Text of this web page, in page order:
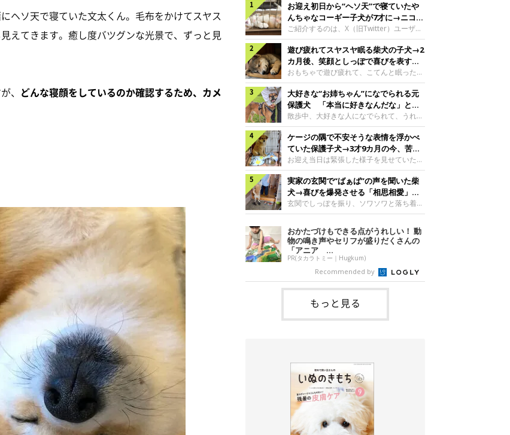
ヘソ天で寝ていた文太くん。毛布をかけてスヤス
えてきます。癒し度バツグンな光景で、ずっと見
、 どんな寝顔をしているのか確認するため、カメ
お迎え初日から“ヘソ天”で寝ていたや
んちゃなコーギー子犬が7才に→ニコニ
コ“コーギースマイル”が魅力のコに成
長！
ご紹介するのは、X（旧Twitter）ユーザー
＠Kus1oKg2vsgdWS2さんの愛犬でウェル
シュ・コーギー・ペンブロークの神楽ちゃ
ん。今年の8月で7才になるという神楽ちゃ
んですが、いったいどんな子犬時代を過ご
したのでしょうか。今回は、神楽ちゃんの
成長を飼い主さんと振り返ります！神楽ち
ゃんの成長について聞いた！お迎えから数
日後の神楽ちゃん（撮影時生後2カ月）＠
Kus1oKg2vsgdWS2――お迎え当初の神楽
ちゃんの様子について教えてください。飼
い主さん： 「お迎え当日から“ヘソ天”で寝
るようなコでし
遊び疲れてスヤスヤ眠る柴犬の子犬→2
カ月後、笑顔としっぽで喜びを表すコ
に成長！
おもちゃで遊び疲れて、こてんと眠った子
犬。あれから2カ月、表情や行動にさまざ
まな変化が見られるようになりました。遊
び疲れて眠る生後2カ月のなっちゃん遊び
疲れた様子のなっちゃん。@Pkndg_紹介
するのは、X（旧Twitter）ユーザー
@Pkndg_さんの愛犬・なっちゃん（取材
時、生後4カ月／柴犬）。こちらの写真
は、なっちゃんが生後2カ月のころに撮影
された一枚です。この日、なっちゃんは家
族と一緒におもちゃで遊んでいました。た
くさん遊んで疲れたのか、その後は眠り始
めたそうです。眠るなっちゃん。
@Pkndg_
大好きな“お姉ちゃん”になでられる元
保護犬 「本当に好きなんだな」と感
じる表情にほっこり
散歩中、大好きな人になでられて、うれし
そうな表情を見せる元保護犬。甘えるよう
な姿に、見ているこちらまでほっこりしま
す。大好きな“お姉ちゃん”に甘える小次郎
くん妹さんになでてもらい、うれしそうな
表情を見せる小次郎くん（2026年6月撮
影）。@mika_Jimmy紹介するのは、X（旧
Twitter）ユーザー@mika_Jimmyさんの愛
犬・小次郎くん（撮影時5才）。こちら
は、飼い主さんの妹さんと一緒に散歩をし
日、飼い主さんは実家から自宅へ帰る途
中、妹さんと公園で待ち合わせ
ケージの隅で不安そうな表情を浮かべ
ていた保護子犬→3才9カ月の今、苦手
を克服し頼もしいコに成長！
お迎え当日は緊張した様子を見せていた元
野犬の保護子犬。あれから約3年半、苦手
だったことを一つひとつ克服し、家族に寄
り添う姿を見せています。お迎え当日、ケ
ージの隅で不安そうにお迎え当日のシルビ
アちゃん。@nemonemotos今回紹介する
のは、X（旧Twitter）ユーザー
@nemonemotosさんの愛犬・シルビアち
ゃん（撮影当時、生後推定2カ月）。飼い
主さんが「#最初に撮った一枚」として投
稿した写真には、ケージの隅で不安そうな
表情を浮かべるシルビアちゃんの姿が写っ
ていました。こちらは、保護犬だったシル
実家の玄関で“ばぁば”の声を聞いた柴
犬→喜びを爆発させる「相思相愛」な
光景にほっこり
玄関でしっぽを振り、ソワソワと落ち着か
ない様子の柴犬。その先には、大好きな人
との再会が待っていました。玄関でソワソ
ワする福丸くんソワソワした様子を見せる
福丸くん。@totomo_fukumaru紹介する
のは、X（旧Twitter）ユーザー
@totomo_fukumaruさんが投稿していた
動画。玄関でしっぽを振っているのは、愛
犬・福丸くん（撮影時11才／柴犬）です。
何やらソワソワしている様子が印象的です
が、それにはほっこりする理由がありまし
た。 玄関で聞こえた、うれしい声ばぁば
おかたづけもできる点がうれしい！ 動
物の鳴き声やセリフが盛りだくさんの
「アニア ...
PR(タカラトミー｜Hugkum)
Recommended by
もっと見る